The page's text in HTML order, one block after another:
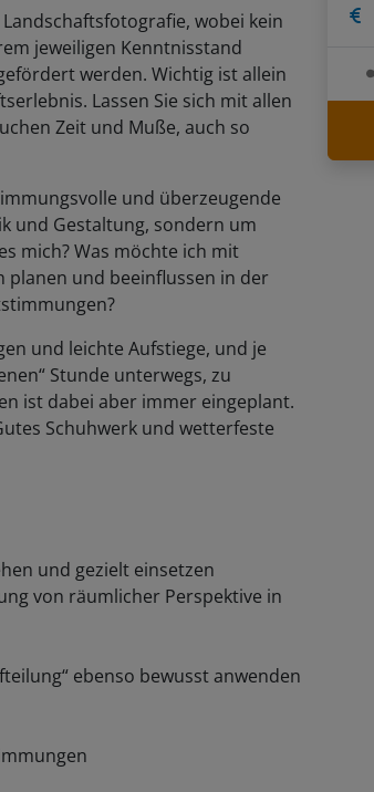
wobei kein
jeweiligen Kenntnisstand
werden. Wichtig ist allein
Lassen Sie sich mit allen
Zeit und Muße, auch so
und überzeugende
und Gestaltung, sondern um
mich? Was möchte ich mit
planen und beeinflussen in der
und leichte Aufstiege, und je
Stunde unterwegs, zu
ist dabei aber immer eingeplant.
Schuhwerk und wetterfeste
und gezielt einsetzen
von räumlicher Perspektive in
ebenso bewusst anwenden